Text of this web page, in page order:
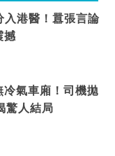
入港醫！囂張言論
撼
冷氣車廂！司機拋
驚人結局